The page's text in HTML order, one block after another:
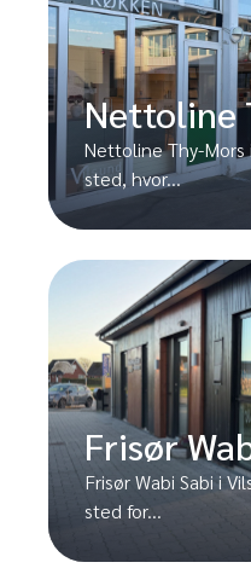
Nettoline
Nettoline Thy-Mors
sted, hvor...
Frisør
Frisør Wabi Sabi i
sted for...